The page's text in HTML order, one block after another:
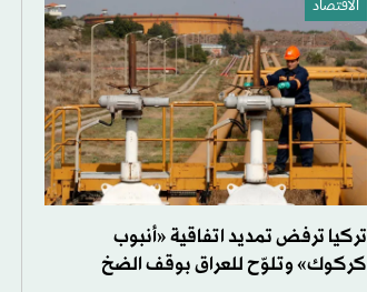
الاقتصاد
تركيا ترفض تمديد اتفاقية «أنبوب
كركوك» وتلوّح للعراق بوقف الضخ